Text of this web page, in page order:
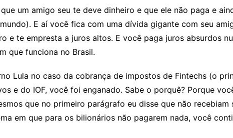
um amigo seu te deve dinheiro e que ele não paga e
E aí você fica com uma dívida gigante com seu
e te empresta a juros altos. E você paga juros absurdos
que funciona no Brasil.
Lula no caso da cobrança de impostos de Fintechs (o
e do IOF, você foi enganado. Sabe o porquê? Porque
que no primeiro parágrafo eu disse que não
em que para os bilionários não pagarem nada, você